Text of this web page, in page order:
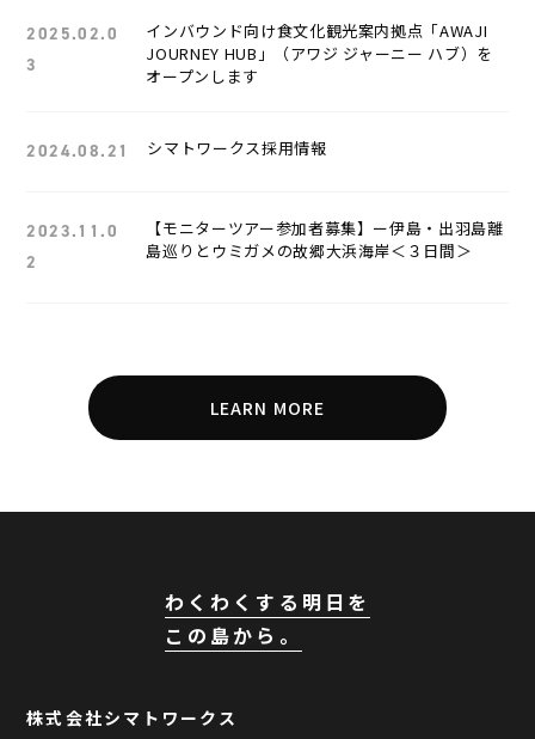
シ
ョ
2025.02.0
3
インバウンド向け食文化観光案内拠点「AWAJI
JOURNEY HUB」（アワジ ジャーニー ハブ）を
オープンします
2024.08.21 シマトワークス採用情報
2023.11.0
2
【モニターツアー参加者募集】ー伊島・出羽島離
島巡りとウミガメの故郷大浜海岸＜３日間＞
LEARN MORE
わくわくする明日を
この島から。
株式会社シマトワークス